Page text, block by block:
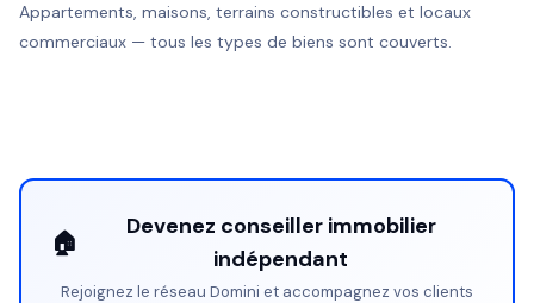
Appartements, maisons, terrains constructibles et locaux
commerciaux — tous les types de biens sont couverts.
🏠
Devenez conseiller immobilier
indépendant
Rejoignez le réseau Domini et accompagnez vos clients